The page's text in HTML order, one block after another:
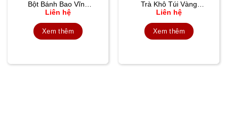
Bột Bánh Bao Vĩnh
Thuận 400g*20 gói
Liên hệ
Xem thêm
Trà Khô Túi Vàng
(100g)
Liên hệ
Xem thêm